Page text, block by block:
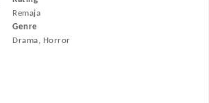
Remaja
Genre
Drama, Horror